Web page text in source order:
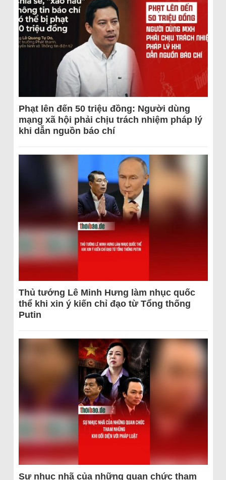
Phạt lên đến 50 triệu đồng: Người dùng
mạng xã hội phải chịu trách nhiệm pháp lý
khi dẫn nguồn báo chí
Thủ tướng Lê Minh Hưng làm nhục quốc
thể khi xin ý kiến chỉ đạo từ Tổng thống
Putin
Sự nhục nhã của những quan chức tham